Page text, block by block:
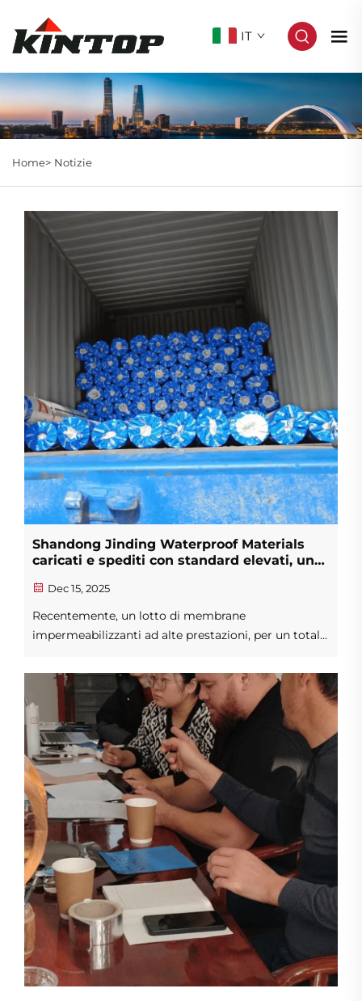
IT
Home> Notizie
Shandong Jinding Waterproof Materials
caricati e spediti con standard elevati, un
consegna globale
Dec 15, 2025
Recentemente, un lotto di membrane
impermeabilizzanti ad alte prestazioni, per un totale
successo presso la base produttiva di Shandong
Jinding Waterproof Technology Co., Ltd. La
spedizione è prevista in partenza dal porto di
Qingdao...